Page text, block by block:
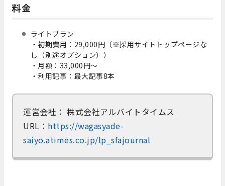
料金
ライトプラン
・初期費用：29,000円（※採用サイトトップページな
し（別途オプション））
・月額：33,000円～
・利用記事：最大記事8本
運営会社： 株式会社アルバイトタイムス
URL： https://wagasyade-
saiyo.atimes.co.jp/lp_sfajournal